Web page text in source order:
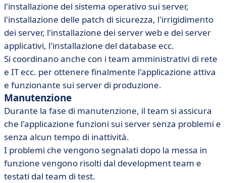
l'installazione del sistema operativo sui server,
l'installazione delle patch di sicurezza, l'irrigidimento
dei server, l'installazione dei server web e dei server
applicativi, l'installazione del database ecc.
Si coordinano anche con i team amministrativi di rete
e IT ecc. per ottenere finalmente l'applicazione attiva
e funzionante sui server di produzione.
Manutenzione
Durante la fase di manutenzione, il team si assicura
che l'applicazione funzioni sui server senza problemi e
senza alcun tempo di inattività.
I problemi che vengono segnalati dopo la messa in
funzione vengono risolti dal development team e
testati dal team di test.